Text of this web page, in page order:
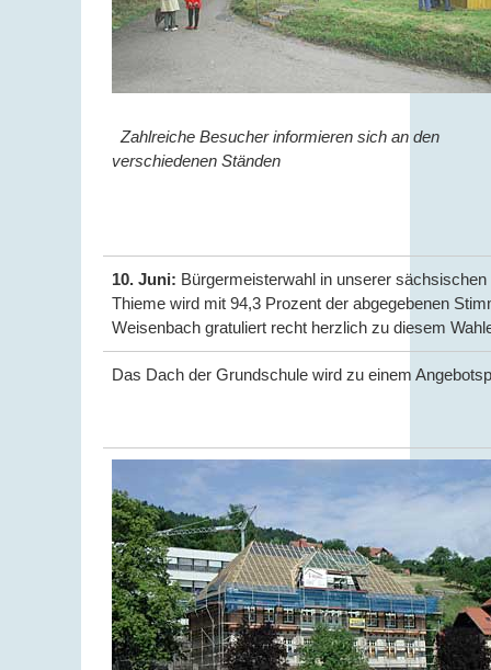
Zahlreiche Besucher informieren sich an den
verschiedenen Ständen
10. Juni: Bürgermeisterwahl in unserer
Thieme wird mit 94,3 Prozent der abgegebenen
Weisenbach gratuliert recht herzlich zu diesem
Das Dach der Grundschule wird zu einem